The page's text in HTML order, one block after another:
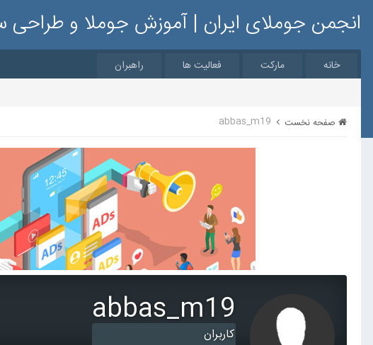
انجمن جوملای ایران | آموزش جوملا و
خانه مارکت فعالیت ها راهبران
صفحه نخست abbas_m19
abbas_m19
کاربران